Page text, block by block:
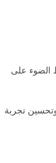
الضوء على
تجربة